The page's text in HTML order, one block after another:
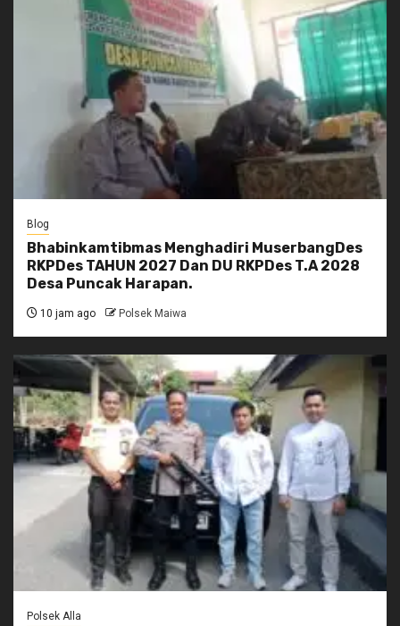
Blog
Bhabinkamtibmas Menghadiri MuserbangDes
RKPDes TAHUN 2027 Dan DU RKPDes T.A 2028
Desa Puncak Harapan.
10 jam ago Polsek Maiwa
Polsek Alla